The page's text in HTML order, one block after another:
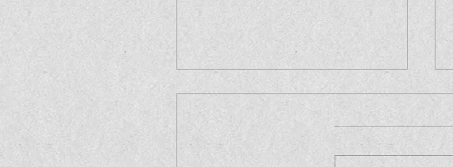
הגעגוע
הַגַּעֲגוּעַ הוּא מָה שֶׁנִּשְׁאַר עוֹמֵד וְחַי
לְעוֹלָם כְּשֶׁהַפְּרָחִים נוֹבְלִים כְּשֶׁהַמְּטוֹסִים